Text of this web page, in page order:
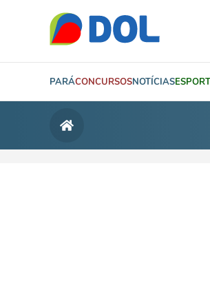
PARÁCONCURSOSNOTÍCIAS